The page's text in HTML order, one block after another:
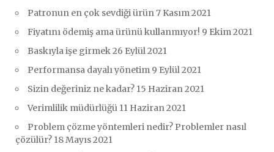
Patronun en çok sevdiği ürün7 Kasım 2021
Fiyatını ödemiş ama ürünü kullanmıyor! 9 Ekim 2021
Baskıyla işe girmek26 Eylül 2021
Performansa dayalı yönetim 9 Eylül 2021
Sizin değeriniz ne kadar? 15 Haziran 2021
Verimlilik müdürlüğü 11 Haziran 2021
Problem çözme yöntemleri nedir? Problemler nasıl
çözülür? 18 Mayıs 2021